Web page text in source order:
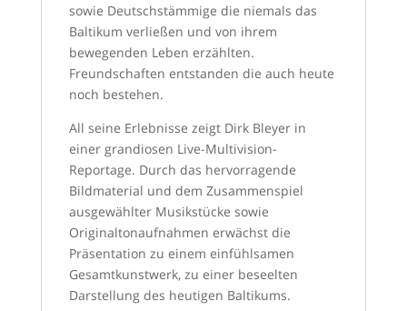
sowie Deutschstämmige die niemals das
Baltikum verließen und von ihrem
bewegenden Leben erzählten.
Freundschaften entstanden die auch heute
noch bestehen.
All seine Erlebnisse zeigt Dirk Bleyer in
einer grandiosen Live-Multivision-
Reportage. Durch das hervorragende
Bildmaterial und dem Zusammenspiel
ausgewählter Musikstücke sowie
Originaltonaufnahmen erwächst die
Präsentation zu einem einfühlsamen
Gesamtkunstwerk, zu einer beseelten
Darstellung des heutigen Baltikums.